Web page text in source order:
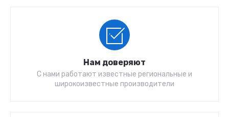
Нам доверяют
С нами работают известные региональные и
широкоизвестные производители